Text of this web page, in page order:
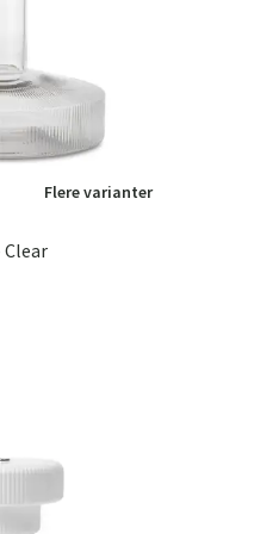
Flere varianter